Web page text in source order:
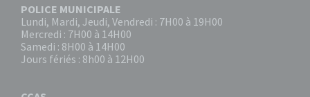
POLICE MUNICIPALE
Lundi, Mardi, Jeudi, Vendredi : 7H00 à 19H00
Mercredi : 7H00 à 14H00
Samedi : 8H00 à 14H00
Jours fériés : 8h00 à 12H00